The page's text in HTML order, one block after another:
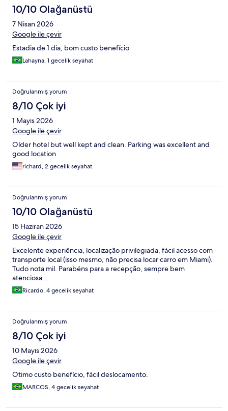
10/10 Olağanüstü
7 Nisan 2026
Google ile çevir
Estadia de 1 dia, bom custo benefício
Lahayna, 1 gecelik seyahat
Doğrulanmış yorum
8/10 Çok iyi
1 Mayıs 2026
Google ile çevir
Older hotel but well kept and clean. Parking was excellent and
good location
richard, 2 gecelik seyahat
Doğrulanmış yorum
10/10 Olağanüstü
15 Haziran 2026
Google ile çevir
Excelente experiência, localização privilegiada, fácil acesso com
transporte local (isso mesmo, não precisa locar carro em Miami).
Tudo nota mil. Parabéns para a recepção, sempre bem
atenciosa...
Ricardo, 4 gecelik seyahat
Doğrulanmış yorum
8/10 Çok iyi
10 Mayıs 2026
Google ile çevir
Otimo custo benefício, fácil deslocamento.
MARCOS, 4 gecelik seyahat